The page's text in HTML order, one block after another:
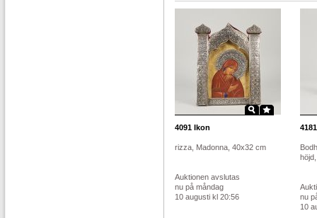
4091 Ikon
rizza, Madonna, 40x32 cm
Auktionen avslutas
nu på måndag
10 augusti kl 20:56
4181
nu
10